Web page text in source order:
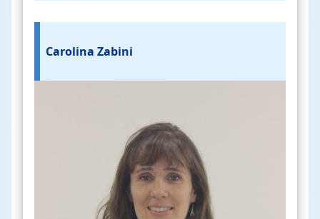
Carolina Zabini